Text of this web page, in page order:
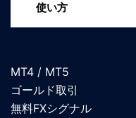
使い方
MT4 / MT5
ゴールド取引
無料FXシグナル